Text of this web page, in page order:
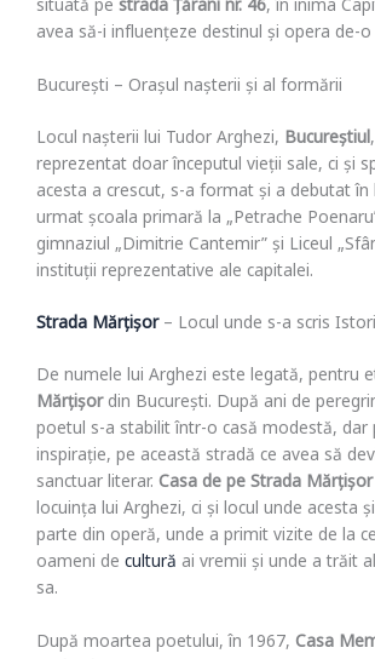
situată pe strada Țărani nr. 46, în inima
avea să-i influențeze destinul și opera de-o
București – Orașul nașterii și al formării
Locul nașterii lui Tudor Arghezi, Bucureștiul
reprezentat doar începutul vieții sale, ci și
acesta a crescut, s-a format și a debutat în
urmat școala primară la „Petrache
gimnaziul „Dimitrie Cantemir” și Liceul
instituții reprezentative ale capitalei.
Strada Mărțișor – Locul unde s-a scris
De numele lui Arghezi este legată, pentru
Mărțișordin București. După ani de
poetul s-a stabilit într-o casă modestă, dar
inspirație, pe această stradă ce avea să
sanctuar literar. Casa de pe Strada Mărțișor
locuința lui Arghezi, ci și locul unde acesta
parte din operă, unde a primit vizite de la
oameni de cultură ai vremii și unde a trăit
sa.
După moartea poetului, în 1967, Casa